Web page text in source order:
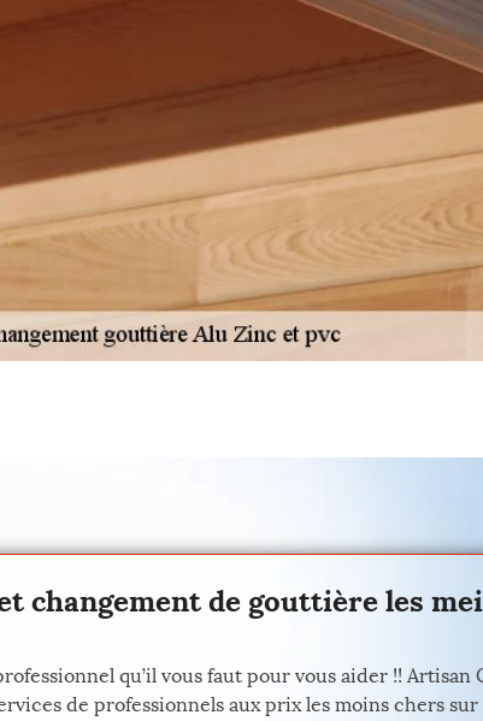
changement de gouttière les
qu’il vous faut pour vous aider !! Artisan
de professionnels aux prix les moins chers sur